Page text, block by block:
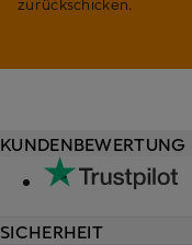
KUNDENBEWERTUNG
SICHERHEIT